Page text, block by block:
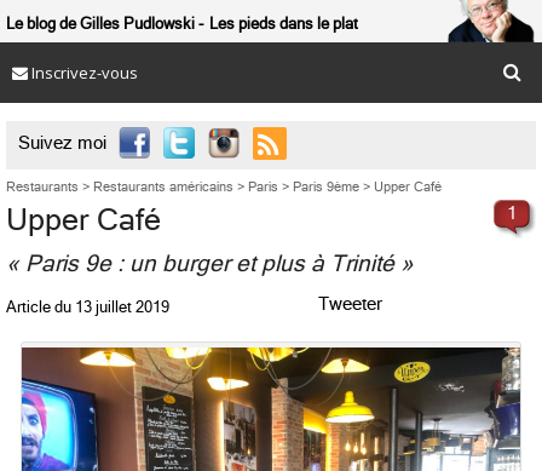
Le blog de Gilles Pudlowski Les pieds dans le plat
Inscrivez-vous
Suivez moi 
Restaurants > Restaurants américains > Paris > Paris 9ème > Upper Café
1
Upper Café
« Paris 9e : un burger et plus à Trinité »
Article du 13 juillet 2019 Tweeter